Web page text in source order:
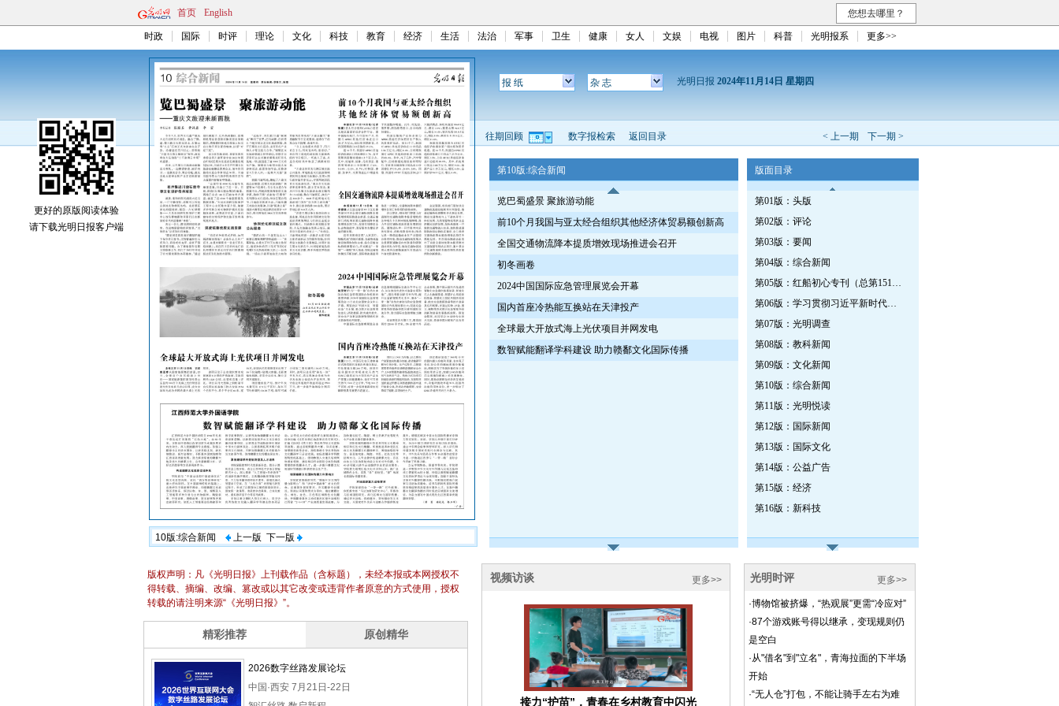
首页 English 您想去哪里？
时政 国际 时评 理论 文化 科技 教育 经济 生活 法治 军事 卫生 健康 女人 文娱 电视 图片 科普 光明报系 更多>>
10版:综合新闻 上一版 下一版
报 纸 杂 志 光明日报 2024年11月14日 星期四
< 上一期 下一期 >
往期回顾 数字报检索 返回目录
第10版:综合新闻
览巴蜀盛景 聚旅游动能
前10个月我国与亚太经合组织其他经济体贸易额创新高
全国交通物流降本提质增效现场推进会召开
初冬画卷
2024中国国际应急管理展览会开幕
国内首座冷热能互换站在天津投产
全球最大开放式海上光伏项目并网发电
数智赋能翻译学科建设 助力赣鄱文化国际传播
版面目录
第01版：头版
第02版：评论
第03版：要闻
第04版：综合新闻
第05版：红船初心专刊（总第1512期）
第06版：学习贯彻习近平新时代中国特色社会主义思想专刊
第07版：光明调查
第08版：教科新闻
第09版：文化新闻
第10版：综合新闻
第11版：光明悦读
第12版：国际新闻
第13版：国际文化
第14版：公益广告
第15版：经济
第16版：新科技
更好的原版阅读体验
请下载光明日报客户端